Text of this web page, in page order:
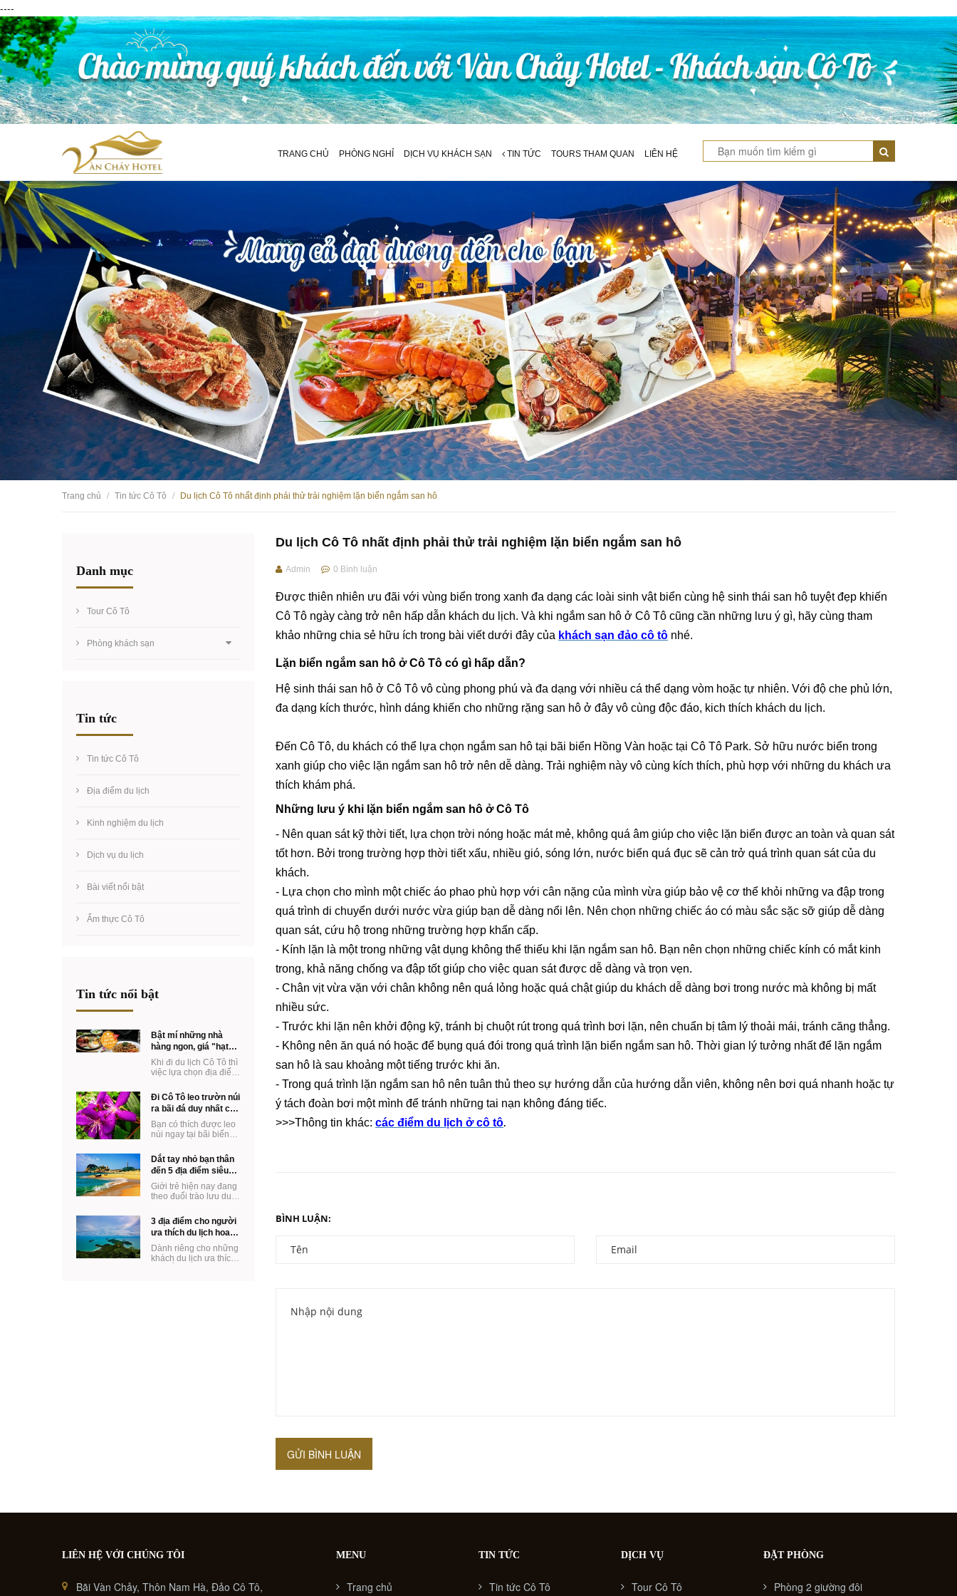
----
TRANG CHỦ PHÒNG NGHỈ DỊCH VỤ KHÁCH SẠN TIN TỨC TOURS THAM QUAN LIÊN HỆ
Trang chủ / Tin tức Cô Tô / Du lịch Cô Tô nhất định phải thử trải nghiệm lặn biển ngắm san hô
Du lịch Cô Tô nhất định phải thử trải nghiệm lặn biển ngắm san hô
Admin 0 Bình luận
Được thiên nhiên ưu đãi với vùng biển trong xanh đa dạng các loài sinh vật biển cùng hệ sinh thái san hô tuyệt đẹp khiến
Cô Tô ngày càng trở nên hấp dẫn khách du lịch. Và khi ngắm san hô ở Cô Tô cũng cần những lưu ý gì, hãy cùng tham
khảo những chia sẻ hữu ích trong bài viết dưới đây của khách sạn đảo cô tô nhé.
Lặn biển ngắm san hô ở Cô Tô có gì hấp dẫn?
Hệ sinh thái san hô ở Cô Tô vô cùng phong phú và đa dạng với nhiều cá thể dạng vòm hoặc tự nhiên. Với độ che phủ lớn,
đa dạng kích thước, hình dáng khiến cho những rặng san hô ở đây vô cùng độc đáo, kich thích khách du lịch.
Đến Cô Tô, du khách có thể lựa chọn ngắm san hô tại bãi biển Hồng Vàn hoặc tại Cô Tô Park. Sở hữu nước biển trong
xanh giúp cho việc lặn ngắm san hô trở nên dễ dàng. Trải nghiệm này vô cùng kích thích, phù hợp với những du khách ưa
thích khám phá.
Những lưu ý khi lặn biển ngắm san hô ở Cô Tô
- Nên quan sát kỹ thời tiết, lựa chọn trời nóng hoặc mát mẻ, không quá âm giúp cho việc lặn biển được an toàn và quan sát
tốt hơn. Bởi trong trường hợp thời tiết xấu, nhiều gió, sóng lớn, nước biển quá đục sẽ cản trở quá trình quan sát của du
khách.
- Lựa chọn cho mình một chiếc áo phao phù hợp với cân nặng của mình vừa giúp bảo vệ cơ thể khỏi những va đập trong
quá trình di chuyển dưới nước vừa giúp bạn dễ dàng nổi lên. Nên chọn những chiếc áo có màu sắc sặc sỡ giúp dễ dàng
quan sát, cứu hộ trong những trường hợp khẩn cấp.
- Kính lặn là một trong những vật dụng không thể thiếu khi lặn ngắm san hô. Bạn nên chọn những chiếc kính có mắt kinh
trong, khả năng chống va đập tốt giúp cho việc quan sát được dễ dàng và trọn vẹn.
- Chân vịt vừa vặn với chân không nên quá lỏng hoặc quá chật giúp du khách dễ dàng bơi trong nước mà không bị mất
nhiều sức.
- Trước khi lặn nên khởi động kỹ, tránh bị chuột rút trong quá trình bơi lặn, nên chuẩn bị tâm lý thoải mái, tránh căng thẳng.
- Không nên ăn quá nó hoặc để bụng quá đói trong quá trình lặn biển ngắm san hô. Thời gian lý tưởng nhất để lặn ngắm
san hô là sau khoảng một tiếng trước khi ăn.
- Trong quá trình lặn ngắm san hô nên tuân thủ theo sự hướng dẫn của hướng dẫn viên, không nên bơi quá nhanh hoặc tự
ý tách đoàn bơi một mình để tránh những tai nạn không đáng tiếc.
>>>Thông tin khác: các điểm du lịch ở cô tô.
BÌNH LUẬN:
GỬI BÌNH LUẬN
Danh mục
Tour Cô Tô
Phòng khách sạn
Tin tức
Tin tức Cô Tô
Địa điểm du lịch
Kinh nghiệm du lịch
Dịch vụ du lịch
Bài viết nổi bật
Ẩm thực Cô Tô
Tin tức nổi bật
Bật mí những nhà
hàng ngon, giá "hạt
dẻ" ở Cô Tô
Khi đi du lịch Cô Tô thì
việc lựa chọn địa điểm
ngon miệng chắc chắc
là ...
Đi Cô Tô leo trườn núi
ra bãi đá duy nhất có
ở Khách sạn Vàn
Chảy
Bạn có thích được leo
núi ngay tại bãi biển
nay ko? Đến Cô Tô
bạn vừa có thể ...
Dắt tay nhỏ bạn thân
đến 5 địa điểm siêu
dễ thương
Giới trẻ hiện nay đang
theo đuổi trào lưu du
thân. Một trào lưu mới
mẻ mang ...
3 địa điểm cho người
ưa thích du lịch hoang
sơ
Dành riêng cho những
khách du lịch ưa thích
LIÊN HỆ VỚI CHÚNG TÔI
Bãi Vàn Chảy, Thôn Nam Hà, Đảo Cô Tô,
MENU
Trang chủ
TIN TỨC
Tin tức Cô Tô
DỊCH VỤ
Tour Cô Tô
ĐẶT PHÒNG
Phòng 2 giường đôi